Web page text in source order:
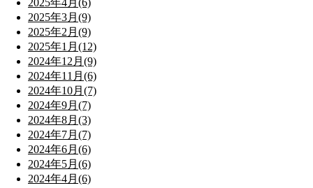
2025年4月(6)
2025年3月(9)
2025年2月(9)
2025年1月(12)
2024年12月(9)
2024年11月(6)
2024年10月(7)
2024年9月(7)
2024年8月(3)
2024年7月(7)
2024年6月(6)
2024年5月(6)
2024年4月(6)